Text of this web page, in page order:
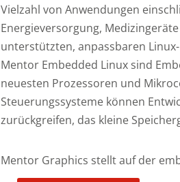
Vielzahl von Anwendungen
Energieversorgung,
unterstützten, anpassbaren
Mentor Embedded Linux sind
neuesten Prozessoren und
Steuerungssysteme können
zurückgreifen, das kleine
Mentor Graphics stellt auf der